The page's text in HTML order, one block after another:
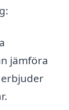
jämföra